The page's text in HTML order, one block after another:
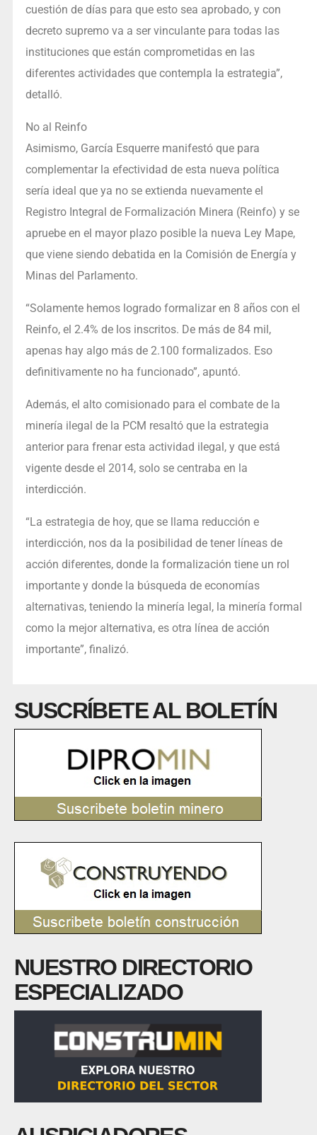
cuestión de días para que esto sea aprobado, y con
decreto supremo va a ser vinculante para todas las
instituciones que están comprometidas en las
diferentes actividades que contempla la estrategia”,
detalló.
No al Reinfo
Asimismo, García Esquerre manifestó que para
complementar la efectividad de esta nueva política
sería ideal que ya no se extienda nuevamente el
Registro Integral de Formalización Minera (Reinfo) y se
apruebe en el mayor plazo posible la nueva Ley Mape,
que viene siendo debatida en la Comisión de Energía y
Minas del Parlamento.
“Solamente hemos logrado formalizar en 8 años con el
Reinfo, el 2.4% de los inscritos. De más de 84 mil,
apenas hay algo más de 2.100 formalizados. Eso
definitivamente no ha funcionado”, apuntó.
Además, el alto comisionado para el combate de la
minería ilegal de la PCM resaltó que la estrategia
anterior para frenar esta actividad ilegal, y que está
vigente desde el 2014, solo se centraba en la
interdicción.
“La estrategia de hoy, que se llama reducción e
interdicción, nos da la posibilidad de tener líneas de
acción diferentes, donde la formalización tiene un rol
importante y donde la búsqueda de economías
alternativas, teniendo la minería legal, la minería formal
como la mejor alternativa, es otra línea de acción
importante”, finalizó.
SUSCRÍBETE AL BOLETÍN
NUESTRO DIRECTORIO
ESPECIALIZADO